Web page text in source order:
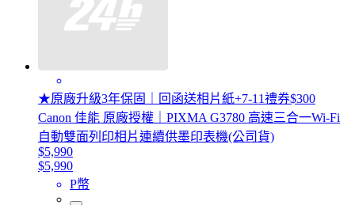
★原廠升級3年保固｜回函送相片紙+7-11禮券$300
Canon 佳能 原廠授權｜PIXMA G3780 高速三合一Wi-Fi
自動雙面列印相片連續供墨印表機(公司貨)
$5,990
$5,990
P幣